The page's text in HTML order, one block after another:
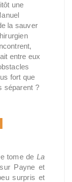
une
la sauver
entre eux
fort que
séparent ?
tome de La
Payne et
surpris et